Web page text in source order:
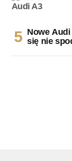
Nowe Audi
się nie